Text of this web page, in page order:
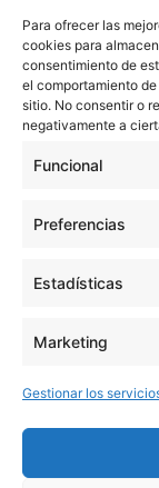
Para ofrecer las
cookies para
consentimiento de
el comportamiento
sitio. No consentir o
negativamente a
Funcional
Preferencias
Estadísticas
Marketing
Gestionar los
Servicios
Blog
Contacto
Aviso Legal
Política de
veronicaruiz.es
NoComercial
MÁS